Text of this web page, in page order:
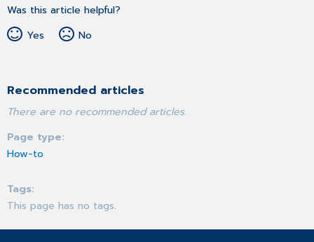
Was this article helpful?
Yes
No
Recommended articles
There are no recommended articles.
Page type
How-to
Tags
This page has no tags.